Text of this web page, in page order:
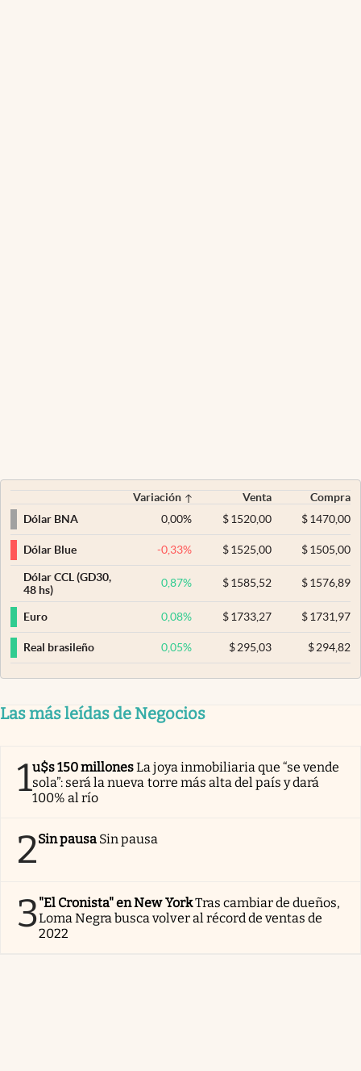
Variación Venta
Compra
Dólar BNA
0,00% $ 1520,00 $1470,00
Dólar Blue -0,33% $ 1525,00 $1505,00
Dólar CCL (GD30,
48 hs)
0,87% $ 1585,52 $1576,89
Euro 0,08% $ 1733,27 $1731,97
Real brasileño 0,05% $ 295,03 $294,82
Las más leídas de Negocios
1u$s 150 millonesLa joya inmobiliaria que “se vende
sola”: será la nueva torre más alta del país y dará
100% al río
2Sin pausa Sin pausa
3"El Cronista" en New YorkTras cambiar de dueños,
Loma Negra busca volver al récord de ventas de
2022